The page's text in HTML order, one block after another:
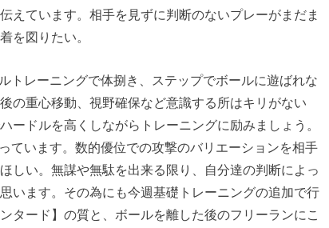
えています。相手を見ずに判断のないプレーがまだま
を図りたい。
トレーニングで体捌き、ステップでボールに遊ばれな
の重心移動、視野確保など意識する所はキリがない
ードルを高くしながらトレーニングに励みましょう。
ています。数的優位での攻撃のバリエーションを相手
しい。無謀や無駄を出来る限り、自分達の判断によっ
います。その為にも今週基礎トレーニングの追加で行
タード】の質と、ボールを離した後のフリーランにこ